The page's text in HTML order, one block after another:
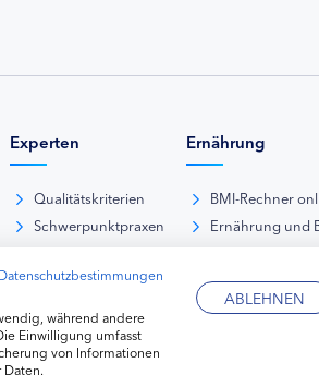
Experten
Qualitätskriterien
Schwerpunktpraxen
Kliniken
Diabetes-Fachhändler
Ernährung
BMI-Rechner
Ernährung und
Datenschutzbestimmungen
während andere
Einwilligung umfasst
von Informationen
ABLEHNEN